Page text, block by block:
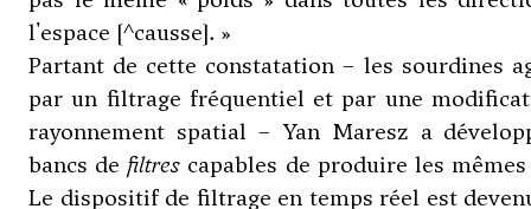
l'espace [^causse]. »
Partant de cette constatation – les sourdines
par un filtrage fréquentiel et par une
rayonnement spatial – Yan Maresz a
bancs de filtres capables de produire les
Le dispositif de filtrage en temps réel est